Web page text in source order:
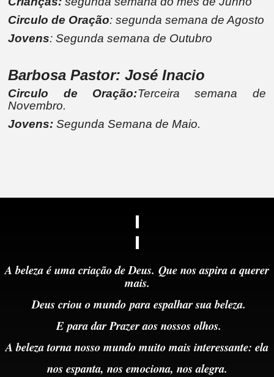
Circulo de Oração: segunda semana de Agosto
Jovens: Segunda semana de Outubro
Barbosa Pastor: José Inacio
Circulo de Oração:Terceira semana de
Novembro.
Jovens: Segunda Semana de Maio.
A beleza é uma criação de Deus. Que nos aspira a querer
mais.
Deus criou o mundoparaespalhar sua beleza.
Epara dar Prazer aos nossos olhos.
A beleza torna nosso mundo muito mais interessante: ela
nos espanta, nos emociona, nos alegra.